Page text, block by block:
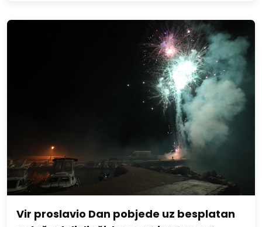
Vir proslavio Dan pobjede uz besplatan